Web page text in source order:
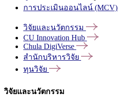
การประเมินออนไลน์ (MCV)
วิจัยและนวัตกรรม
CU Innovation Hub
Chula DigiVerse
สำนักบริหารวิจัย
ทุนวิจัย
วิจัยและนวัตกรรม